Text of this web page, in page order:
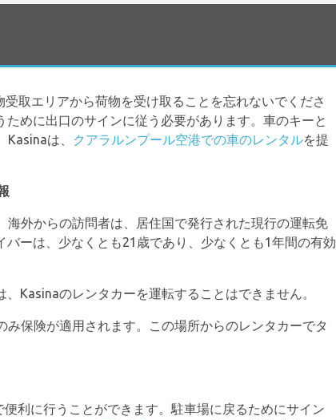
取エリアから荷物を受け取ることを忘れないでくださ
めに出口のサインに従う必要があります。車のキーと
は、
クアラルンプール空港での車のレンタルを提
外からの訪問者は、居住国で発行された現行の運転免
ーは、少なくとも21歳であり、少なくとも1年間の有効
Kasinaのレンタカーを運転することはできません。
保険が適用されます。この場所からのレンタカーでタ
利に行うことができます。駐車場に戻るためにサイン